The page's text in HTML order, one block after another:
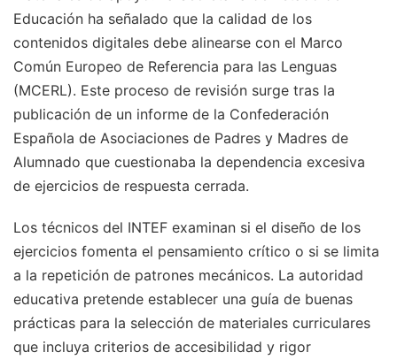
Educación ha señalado que la calidad de los
contenidos digitales debe alinearse con el Marco
Común Europeo de Referencia para las Lenguas
(MCERL). Este proceso de revisión surge tras la
publicación de un informe de la Confederación
Española de Asociaciones de Padres y Madres de
Alumnado que cuestionaba la dependencia excesiva
de ejercicios de respuesta cerrada.
Los técnicos del INTEF examinan si el diseño de los
ejercicios fomenta el pensamiento crítico o si se limita
a la repetición de patrones mecánicos. La autoridad
educativa pretende establecer una guía de buenas
prácticas para la selección de materiales curriculares
que incluya criterios de accesibilidad y rigor